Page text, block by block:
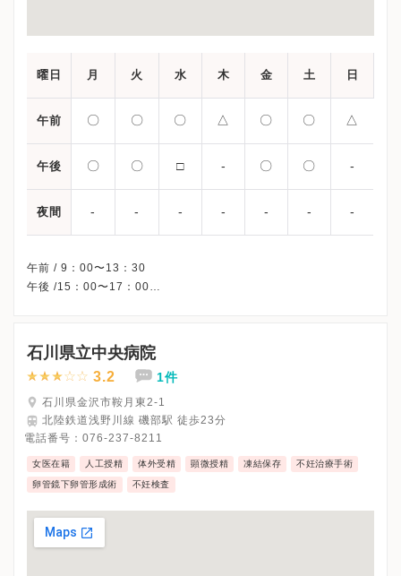
曜日 月 火 水 木 金 土 日
午前 〇 〇 〇 △ 〇 〇 △
午後 〇 〇 □ - 〇 〇 -
夜間 - - - - - - -
午前 / 9：00〜13：30
午後 /15：00〜17：00
※木曜午後・日曜午後、休診
※詳細はクリニックHPを確認、または直接お問い合わせくださ
石川県立中央病院
3.2 1件
石川県金沢市鞍月東2-1
北陸鉄道浅野川線 磯部駅 徒歩23分
電話番号： 076-237-8211
女医在籍 人工授精 体外受精 顕微授精 凍結保存 不妊治療手術
卵管鏡下卵管形成術 不妊検査